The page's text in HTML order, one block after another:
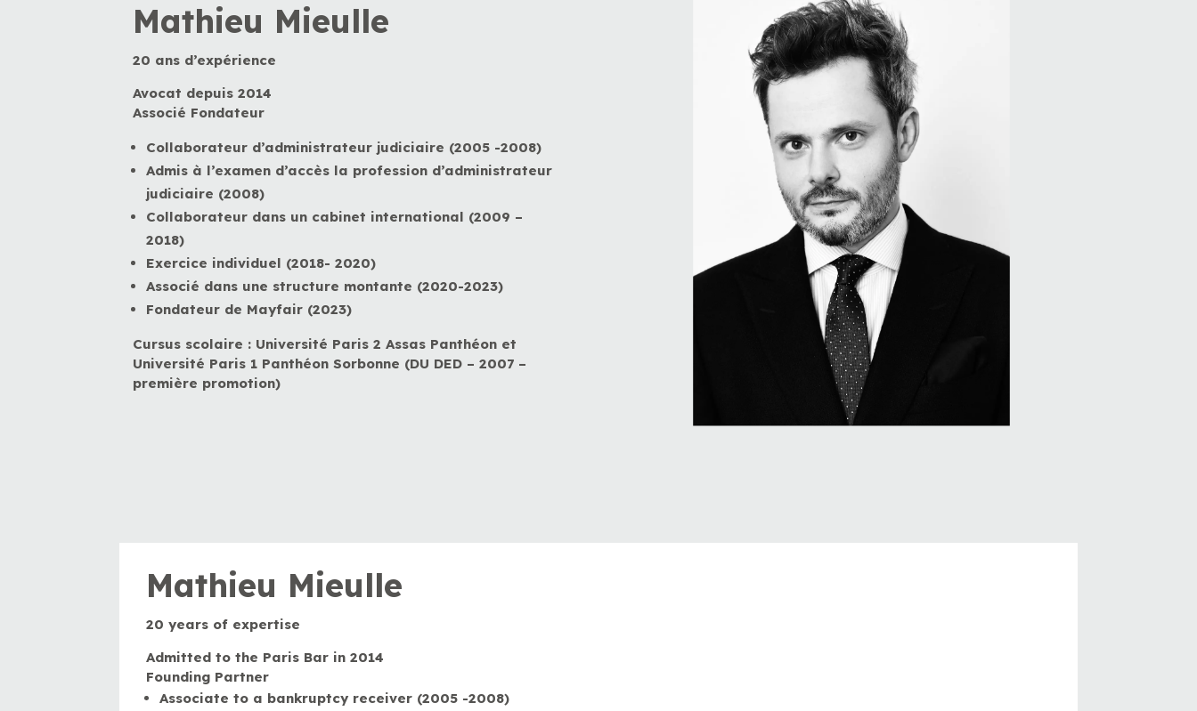
Mathieu Mieulle
20 ans d’expérience
Avocat depuis 2014
Associé Fondateur
Collaborateur d’administrateur judiciaire (2005 -2008)
Admis à l’examen d’accès la profession d’administrateur
judiciaire (2008)
Collaborateur dans un cabinet international (2009 –
2018)
Exercice individuel (2018- 2020)
Associé dans une structure montante (2020-2023)
Fondateur de Mayfair (2023)
Cursus scolaire : Université Paris 2 Assas Panthéon et
Université Paris 1 Panthéon Sorbonne (DU DED – 2007 –
première promotion)
Mathieu Mieulle
20 years of expertise
Admitted to the Paris Bar in 2014
Founding Partner
Associate to a bankruptcy receiver (2005 -2008)